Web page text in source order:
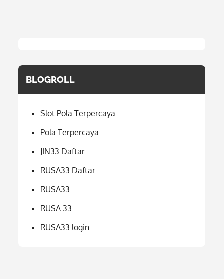
BLOGROLL
Slot Pola Terpercaya
Pola Terpercaya
JIN33 Daftar
RUSA33 Daftar
RUSA33
RUSA 33
RUSA33 login